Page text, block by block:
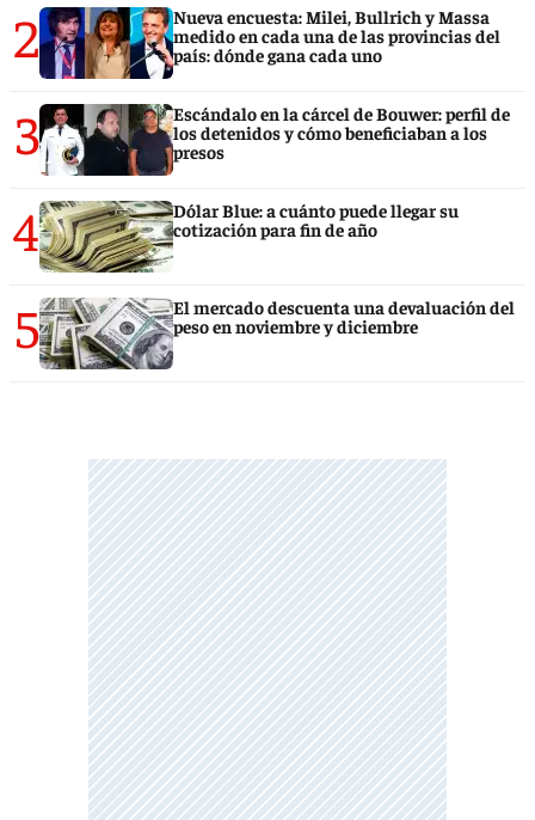
2
Nueva encuesta: Milei, Bullrich y Massa
medido en cada una de las provincias del
país: dónde gana cada uno
3
Escándalo en la cárcel de Bouwer: perfil de
los detenidos y cómo beneficiaban a los
presos
4
Dólar Blue: a cuánto puede llegar su
cotización para fin de año
5
El mercado descuenta una devaluación del
peso en noviembre y diciembre